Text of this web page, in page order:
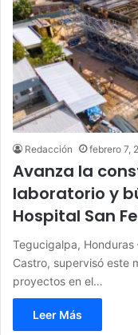
Redacción febrero 7,
Avanza la
laboratorio y
Hospital San
Tegucigalpa, Honduras
Castro, supervisó este
proyectos en el…
Leer Más